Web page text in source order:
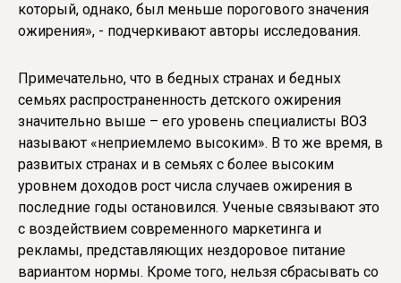
который, однако, был меньше порогового значения
ожирения», - подчеркивают авторы исследования.
Примечательно, что в бедных странах и бедных
семьях распространенность детского ожирения
значительно выше – его уровень специалисты ВОЗ
называют «неприемлемо высоким». В то же время, в
развитых странах и в семьях с более высоким
уровнем доходов рост числа случаев ожирения в
последние годы остановился. Ученые связывают это
с воздействием современного маркетинга и
рекламы, представляющих нездоровое питание
вариантом нормы. Кроме того, нельзя сбрасывать со